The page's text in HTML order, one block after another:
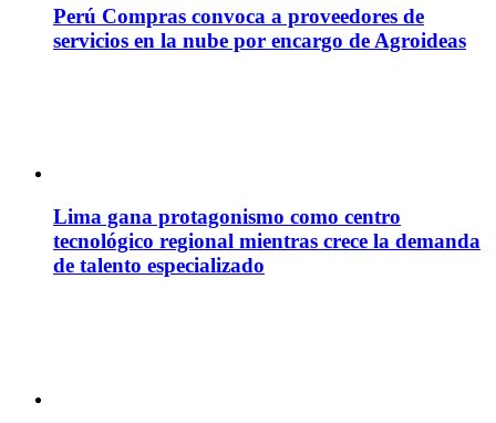
Perú Compras convoca a proveedores de
servicios en la nube por encargo de Agroideas
Lima gana protagonismo como centro
tecnológico regional mientras crece la demanda
de talento especializado